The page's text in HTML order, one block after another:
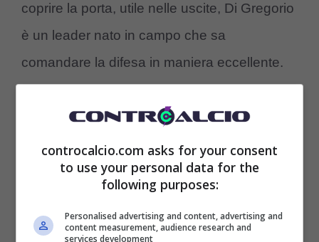
coprire la porta, utile nelle uscite, Di Gregorio
è un leader nato in campo che sa
comandare la difesa in maniera eccellente.
La Roma pensa a Di Gregorio, il 2024
potrebbe essere un anno importante per lui.
controcalcio.com asks for your consent
to use your personal data for the
following purposes:
Personalised advertising and content, advertising and
content measurement, audience research and
services development